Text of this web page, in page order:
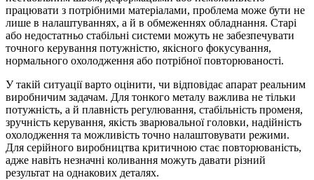
працювати з потрібними матеріалами, проблема може бути не
лише в налаштуваннях, а й в обмеженнях обладнання. Старі
або недостатньо стабільні системи можуть не забезпечувати
точного керування потужністю, якісного фокусування,
нормального охолодження або потрібної повторюваності.
У такій ситуації варто оцінити, чи відповідає апарат реальним
виробничим задачам. Для тонкого металу важлива не тільки
потужність, а й плавність регулювання, стабільність променя,
зручність керування, якість зварювальної головки, надійність
охолодження та можливість точно налаштовувати режими.
Для серійного виробництва критичною стає повторюваність,
адже навіть незначні коливання можуть давати різний
результат на однакових деталях.